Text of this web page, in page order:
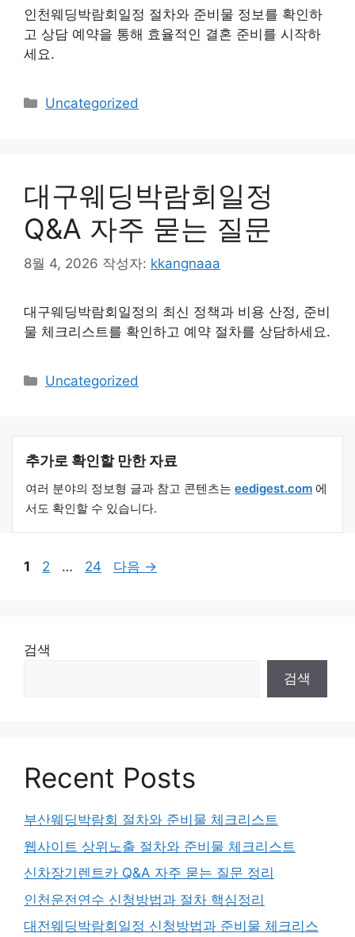
인천웨딩박람회일정 절차와 준비물 정보를 확인하
고 상담 예약을 통해 효율적인 결혼 준비를 시작하
세요.
카
Uncategorized
대구웨딩박람회일정
Q&A 자주 묻는 질문
8월 4, 2026 작성자: kkangnaaa
대구웨딩박람회일정의 최신 정책과 비용 산정, 준비
물 체크리스트를 확인하고 예약 절차를 상담하세요.
카
리
Uncategorized
추가로 확인할 만한 자료
여러 분야의 정보형 글과 참고 콘텐츠는 eedigest.com 에
서도 확인할 수 있습니다.
페
1
페
2 …
페
24 다음 →
검색
검색
Recent Posts
부산웨딩박람회 절차와 준비물 체크리스트
웹사이트 상위노출 절차와 준비물 체크리스트
신차장기렌트카 Q&A 자주 묻는 질문 정리
인천운전연수 신청방법과 절차 핵심정리
대전웨딩박람회일정 신청방법과 준비물 체크리스